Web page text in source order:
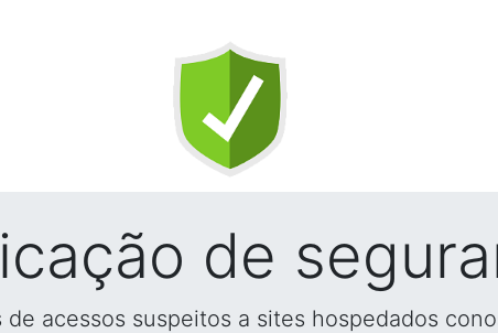
de
acessos suspeitos a sites hospedados